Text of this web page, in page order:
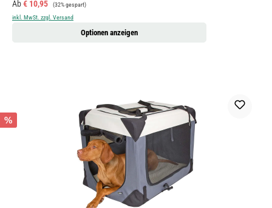
Verkaufspreis:
Ab€ 10,95 Regulärer Preis:
(32% gespart)
inkl. MwSt. zzgl. Versand
Optionen anzeigen
%